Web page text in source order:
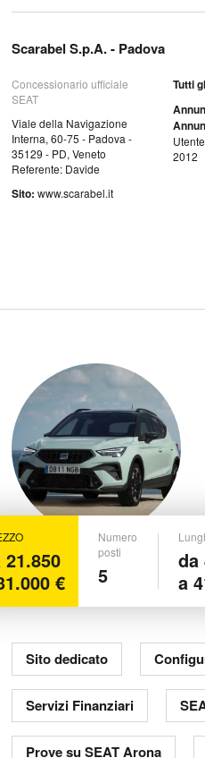
Scarabel S.p.A. - Padova
Concessionario ufficiale
SEAT
Viale della Navigazione
Interna, 60-75 - Padova -
35129 - PD, Veneto
Referente: Davide
Sito: www.scarabel.it
Tutti
2012
21.850
€
Numero
posti
5
da
a
Sito dedicato
Servizi Finanziari
Prove su SEAT Arona